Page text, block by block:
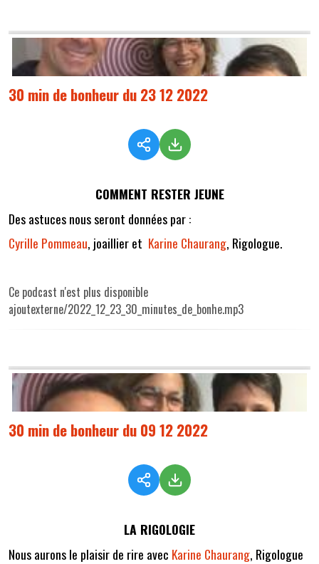
30 min de bonheur du 23 12 2022
COMMENT RESTER JEUNE
Des astuces nous seront données par :
Cyrille Pommeau, joaillier et Karine Chaurang, Rigologue.
Ce podcast n'est plus disponible
ajoutexterne/2022_12_23_30_minutes_de_bonhe.mp3
30 min de bonheur du 09 12 2022
LA RIGOLOGIE
Nous aurons le plaisir de rire avec Karine Chaurang, Rigologue